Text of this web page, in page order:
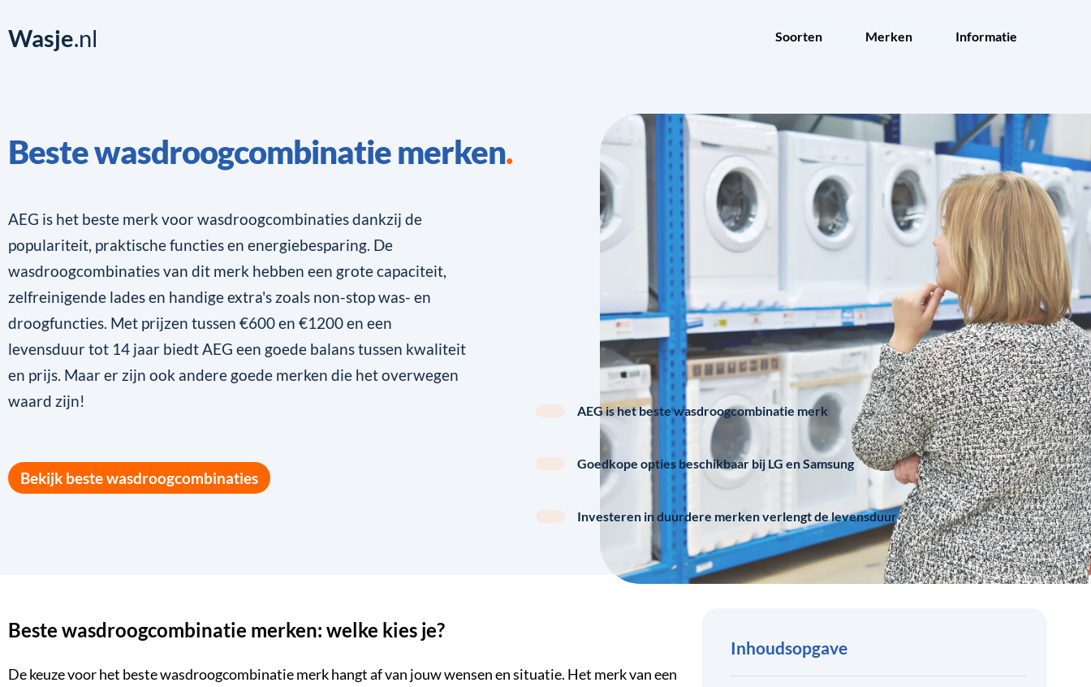
Wasje.nl Soorten Merken Informatie
Beste wasdroogcombinatie merken
AEG is het beste merk voor wasdroogcombinaties dankzij de
populariteit, praktische functies en energiebesparing. De
wasdroogcombinaties van dit merk hebben een grote capaciteit,
zelfreinigende lades en handige extra's zoals non-stop was- en
droogfuncties. Met prijzen tussen €600 en €1200 en een
levensduur tot 14 jaar biedt AEG een goede balans tussen kwaliteit
en prijs. Maar er zijn ook andere goede merken die het overwegen
waard zijn!
Bekijk beste wasdroogcombinaties
AEG is het beste wasdroogcombinatie merk
Goedkope opties beschikbaar bij LG en Samsung
Investeren in duurdere merken verlengt de levensduur
Beste wasdroogcombinatie merken: welke kies je?
De keuze voor het beste wasdroogcombinatie merk hangt af van jouw wensen en situatie. Het merk van een
Inhoudsopgave